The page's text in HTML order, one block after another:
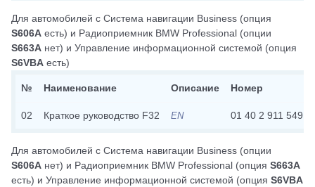
Для автомобилей с Система навигации Business (опция
S606A есть) и Радиоприемник BMW Professional (опции
S663A нет) и Управление информационной системой (опция
S6VBA есть)
№ Наименование Описание Номер
02 Краткое руководство F32 EN 01 40 2 911 549
Для автомобилей с Система навигации Business (опции
S606A нет) и Радиоприемник BMW Professional (опция S663A
есть) и Управление информационной системой (опция S6VBA